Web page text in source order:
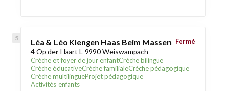
Léa & Léo Klengen Haas Beim Massen
4 Op der Haart L-9990 Weiswampach
Crèche et foyer de jour enfantCrèche bilingue
Crèche éducativeCrèche familialeCrèche pédagogique
Crèche multilingueProjet pédagogique
Activités enfants
Fermé